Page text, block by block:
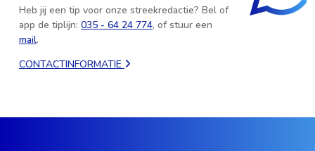
Heb jij een tip voor onze streekredactie? Bel of
app de tiplijn: 035 - 64 24 774, of stuur een
mail.
CONTACTINFORMATIE